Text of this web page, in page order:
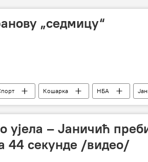
„седмицу“
Кошарка НБА
ујела – Јаничић
44 секунде /видео/